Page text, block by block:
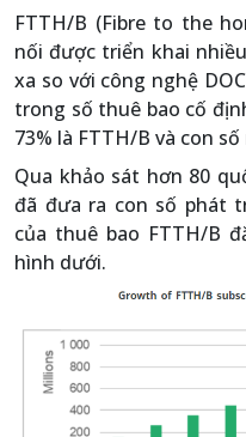
FTTH/B (Fibre to the
nối được triển khai
xa so với công nghệ
trong số thuê bao cố
73% là FTTH/B và con
Qua khảo sát hơn 80
đã đưa ra con số phát
của thuê bao FTTH/B
hình dưới.